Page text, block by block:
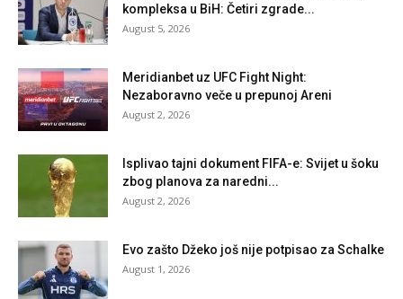
kompleksa u BiH: Četiri zgrade...
August 5, 2026
Meridianbet uz UFC Fight Night:
Nezaboravno veče u prepunoj Areni
August 2, 2026
Isplivao tajni dokument FIFA-e: Svijet u šoku
zbog planova za naredni...
August 2, 2026
Evo zašto Džeko još nije potpisao za Schalke
August 1, 2026